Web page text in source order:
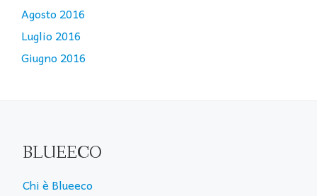
Agosto 2016
Luglio 2016
Giugno 2016
BLUEECO
Chi è Blueeco